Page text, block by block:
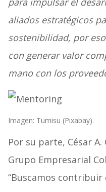
aliados estratégicos
sostenibilidad, por
con generar valor
mano con los
Imagen: Tumisu (Pixabay).
Por su parte, César
Grupo Empresarial
“Buscamos contribuir